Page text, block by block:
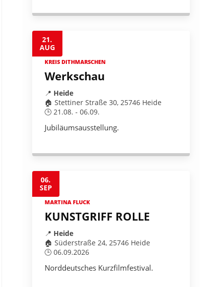
21.
AUG
KREIS DITHMARSCHEN
Werkschau
📍 Heide
🏠 Stettiner Straße 30, 25746 Heide
🕒 21.08. - 06.09.
Jubiläumsausstellung.
06.
SEP
MARTINA FLUCK
KUNSTGRIFF ROLLE
📍 Heide
🏠 Süderstraße 24, 25746 Heide
🕒 06.09.2026
Norddeutsches Kurzfilmfestival.